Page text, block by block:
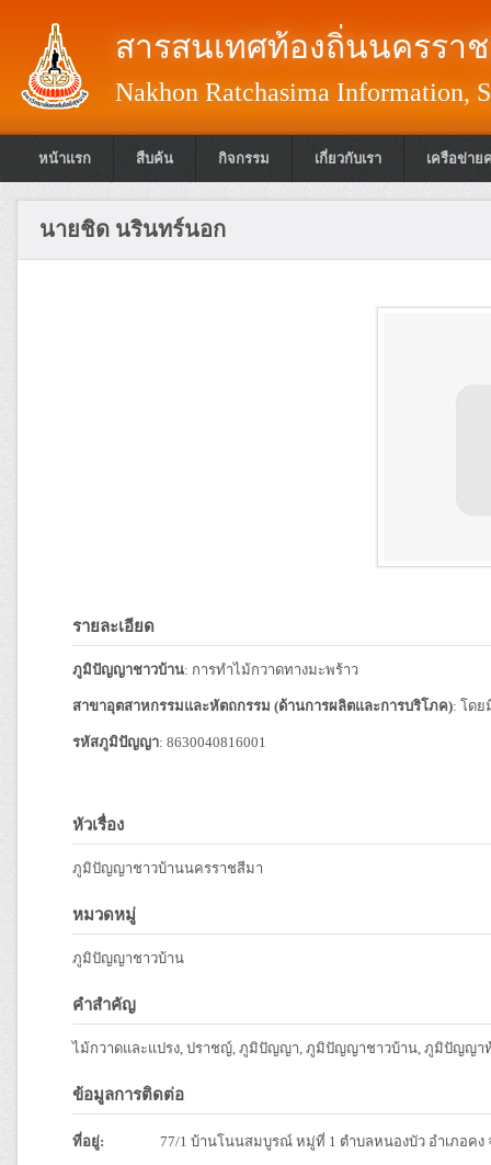
สารสนเทศท้องถิ่นนครรา
Nakhon Ratchasima Information,
หน้าแรก สืบค้น กิจกรรม เกี่ยวกับเรา เครือข่าย
นายชิด นรินทร์นอก
รายละเอียด
ภูมิปัญญาชาวบ้าน: การทำไม้กวาดทางมะพร้าว
สาขาอุตสาหกรรมและหัตถกรรม (ด้านการผลิตและการบริโภค): โด
รหัสภูมิปัญญา: 8630040816001
หัวเรื่อง
ภูมิปัญญาชาวบ้านนครราชสีมา
หมวดหมู่
ภูมิปัญญาชาวบ้าน
คำสำคัญ
ไม้กวาดและแปรง, ปราชญ์, ภูมิปัญญา, ภูมิปัญญาชาวบ้าน, ภูมิปัญญา
ข้อมูลการติดต่อ
ที่อยู่: 77/1 บ้านโนนสมบูรณ์ หมู่ที่ 1 ตำบลหนองบัว อำเภอคง